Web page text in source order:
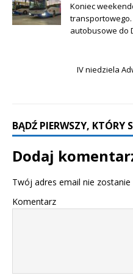
Koniec
transportowego.
autobusowe do
IV niedziela
BĄDŹ PIERWSZY, KTÓRY
Dodaj
Twój adres email nie zostanie
Komentarz